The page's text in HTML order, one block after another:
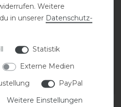
26 Kneesocks
Accessoires Damen
11,96 € *
1 Paar
ARTIKEL MERKEN
Weitere
in unserer Daten­schutz­
Statistik
Externe Medien
PayPal
Weitere Einstellungen